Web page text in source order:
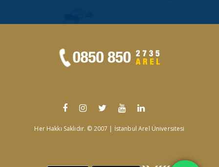
Her Hakkı Saklıdır. © 2007 | İstanbul Arel Üniversitesi